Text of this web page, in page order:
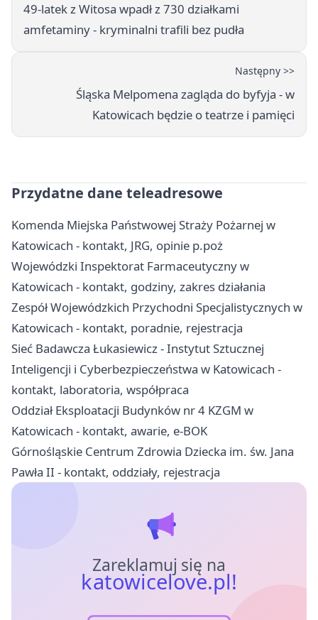
49-latek z Witosa wpadł z 730 działkami
amfetaminy - kryminalni trafili bez pudła
Następny >>
Śląska Melpomena zagląda do byfyja - w
Katowicach będzie o teatrze i pamięci
Przydatne dane teleadresowe
Komenda Miejska Państwowej Straży Pożarnej w
Katowicach - kontakt, JRG, opinie p.poż
Wojewódzki Inspektorat Farmaceutyczny w
Katowicach - kontakt, godziny, zakres działania
Zespół Wojewódzkich Przychodni Specjalistycznych w
Katowicach - kontakt, poradnie, rejestracja
Sieć Badawcza Łukasiewicz - Instytut Sztucznej
Inteligencji i Cyberbezpieczeństwa w Katowicach -
kontakt, laboratoria, współpraca
Oddział Eksploatacji Budynków nr 4 KZGM w
Katowicach - kontakt, awarie, e-BOK
Górnośląskie Centrum Zdrowia Dziecka im. św. Jana
Pawła II - kontakt, oddziały, rejestracja
Zareklamuj się na
katowicelove.pl!